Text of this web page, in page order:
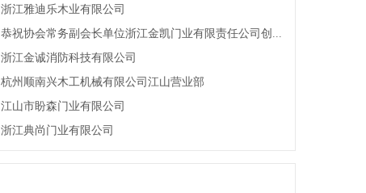
恭祝协会常务副会长单位浙江金凯门业有限责任公司创...
浙江金诚消防科技有限公司
杭州顺南兴木工机械有限公司江山营业部
江山市盼森门业有限公司
浙江典尚门业有限公司
江山千禧门业有限公司